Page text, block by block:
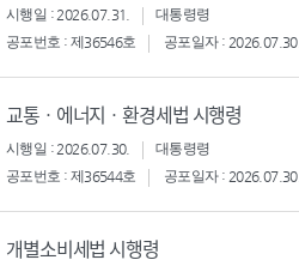
시행일 : 2026.07.31.
대통령령
공포번호 : 제36546호
공포일자 : 2026.07.30.
교통ㆍ에너지ㆍ환경세법 시행령
시행일 : 2026.07.30.
대통령령
공포번호 : 제36544호
공포일자 : 2026.07.30.
개별소비세법 시행령